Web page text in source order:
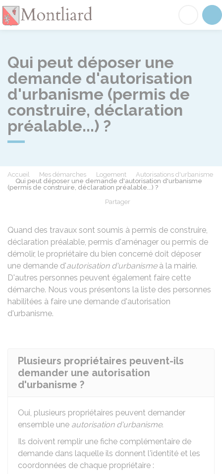
Qui peut déposer une
demande d'autorisation
d'urbanisme (permis de
construire, déclaration
préalable...) ?
Accueil Mes démarches Logement
Autorisations d'urbanisme
Qui peut déposer une demande d'autorisation d'urbanisme
(permis de construire, déclaration préalable...) ?
Partager
Quand des travaux sont soumis à permis de construire,
déclaration préalable, permis d'aménager ou permis de
démolir, le propriétaire du bien concerné doit déposer
une demande d'autorisation d'urbanismeà la mairie.
D'autres personnes peuvent également faire cette
démarche. Nous vous présentons la liste des personnes
habilitées à faire une demande d'autorisation
d'urbanisme.
Plusieurs propriétaires peuvent-ils
demander une autorisation
d'urbanisme ?
Oui, plusieurs propriétaires peuvent demander
ensemble une autorisation d'urbanisme.
Ils doivent remplir une fiche complémentaire de
demande dans laquelle ils donnent l'identité et les
coordonnées de chaque propriétaire :